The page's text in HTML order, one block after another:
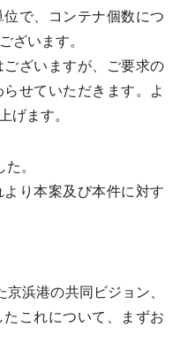
で、コンテナ個数につ
ざいます。
ざいますが、ご要求の
せていただきます。よ
げます。
。
り本案及び本件に対す
浜港の共同ビジョン、
これについて、まずお